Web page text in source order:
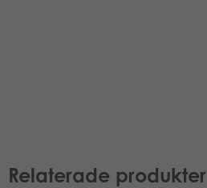
Relaterade produkter